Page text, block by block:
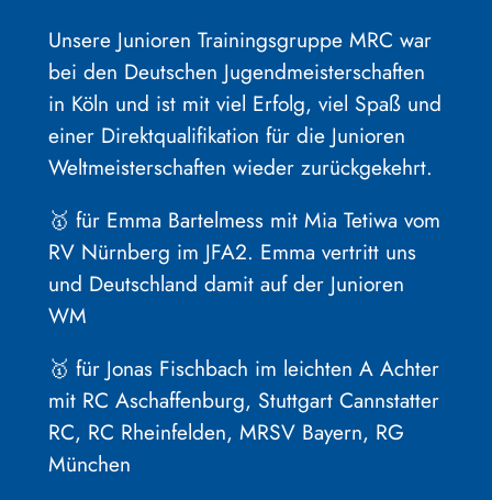
Unsere Junioren Trainingsgruppe MRC war
bei den Deutschen Jugendmeisterschaften
in Köln und ist mit viel Erfolg, viel Spaß und
einer Direktqualifikation für die Junioren
Weltmeisterschaften wieder zurückgekehrt.
🥇 für Emma Bartelmess mit Mia Tetiwa vom
RV Nürnberg im JFA2. Emma vertritt uns
und Deutschland damit auf der Junioren
WM
🥇 für Jonas Fischbach im leichten A Achter
mit RC Aschaffenburg, Stuttgart Cannstatter
RC, RC Rheinfelden, MRSV Bayern, RG
München